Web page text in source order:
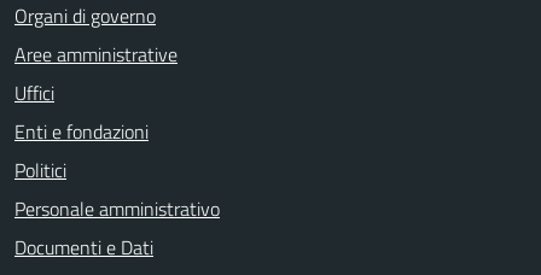
Organi di governo
Aree amministrative
Uffici
Enti e fondazioni
Politici
Personale amministrativo
Documenti e Dati